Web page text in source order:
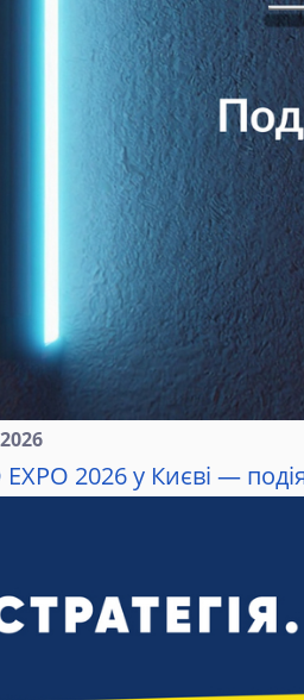
EXPO 2026 у Києві —